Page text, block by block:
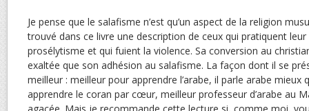
Je pense que le salafisme n’est qu’un aspect de la religion
trouvé dans ce livre une description de ceux qui pratiquent
prosélytisme et qui fuient la violence. Sa conversion au
exaltée que son adhésion au salafisme. La façon dont il se
meilleur : meilleur pour apprendre l’arabe, il parle arabe mieux
apprendre le coran par cœur, meilleur professeur d’arabe au